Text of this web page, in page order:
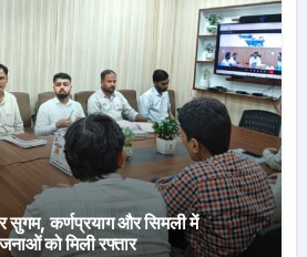
सुगम, कर्णप्रयाग और सिमली में
को मिली रफ्तार